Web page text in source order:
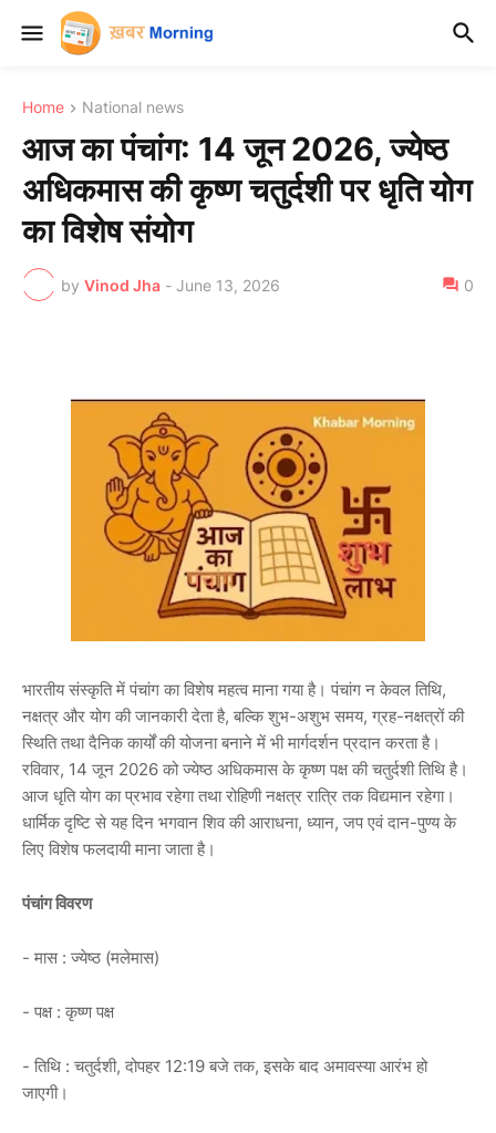
Home National news
आज का पंचांग: 14 जून 2026, ज्येष्ठ
अधिकमास की कृष्ण चतुर्दशी पर धृति योग
का विशेष संयोग
by Vinod Jha - June 13, 2026 0
भारतीय संस्कृति में पंचांग का विशेष महत्व माना गया है। पंचांग न केवल तिथि,
नक्षत्र और योग की जानकारी देता है, बल्कि शुभ-अशुभ समय, ग्रह-नक्षत्रों की
स्थिति तथा दैनिक कार्यों की योजना बनाने में भी मार्गदर्शन प्रदान करता है।
रविवार, 14 जून 2026 को ज्येष्ठ अधिकमास के कृष्ण पक्ष की चतुर्दशी तिथि है।
आज धृति योग का प्रभाव रहेगा तथा रोहिणी नक्षत्र रात्रि तक विद्यमान रहेगा।
धार्मिक दृष्टि से यह दिन भगवान शिव की आराधना, ध्यान, जप एवं दान-पुण्य के
लिए विशेष फलदायी माना जाता है।
पंचांग विवरण
- मास : ज्येष्ठ (मलेमास)
- पक्ष : कृष्ण पक्ष
- तिथि : चतुर्दशी, दोपहर 12:19 बजे तक, इसके बाद अमावस्या आरंभ हो
जाएगी।